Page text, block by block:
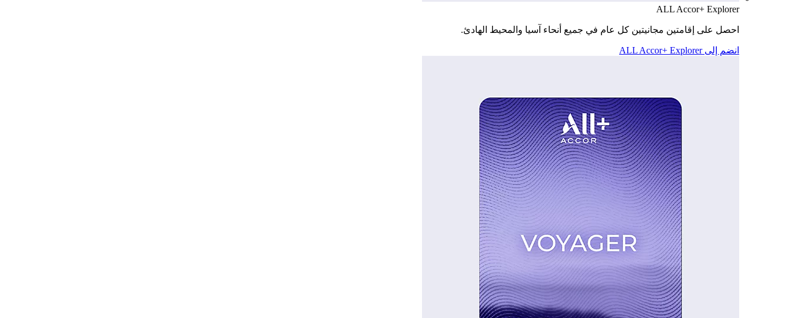
ALL Accor+ Explorer
احصل على إقامتين مجانيتين كل عام في جميع أنحاء آسيا والمحيط الهادئ.
انضم إلى ALL Accor+ Explorer